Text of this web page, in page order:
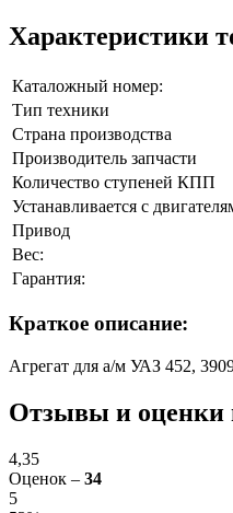
Характеристики
Каталожный номер:
Тип техники
Страна производства
Производитель запчасти
Количество ступеней КПП
Устанавливается с
Привод
Вес:
Гарантия:
Краткое описание:
Агрегат для а/м УАЗ 452,
Отзывы и оценки
4,35
Оценок – 34
5